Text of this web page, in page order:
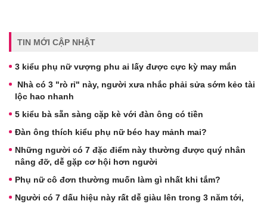
TIN MỚI CẬP NHẬT
3 kiểu phụ nữ vượng phu ai lấy được cực kỳ may mắn
Nhà có 3 "rò rỉ" này, người xưa nhắc phải sửa sớm kẻo tài
lộc hao nhanh
5 kiểu bà sẵn sàng cặp kè với đàn ông có tiền
Đàn ông thích kiểu phụ nữ béo hay mảnh mai?
Những người có 7 đặc điểm này thường được quý nhân
nâng đỡ, dễ gặp cơ hội hơn người
Phụ nữ cô đơn thường muốn làm gì nhất khi tắm?
Người có 7 dấu hiệu này rất dễ giàu lên trong 3 năm tới,